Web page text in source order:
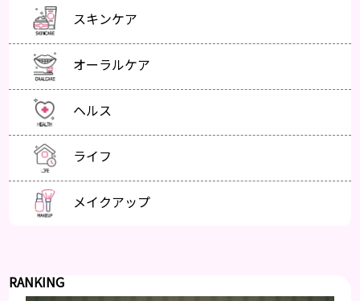
スキンケア
オーラルケア
ヘルス
ライフ
メイクアップ
RANKING